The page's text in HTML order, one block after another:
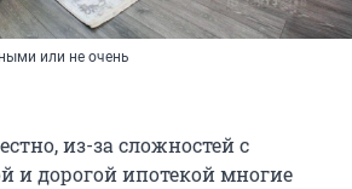
или не очень
из-за сложностей с
и дорогой ипотекой многие